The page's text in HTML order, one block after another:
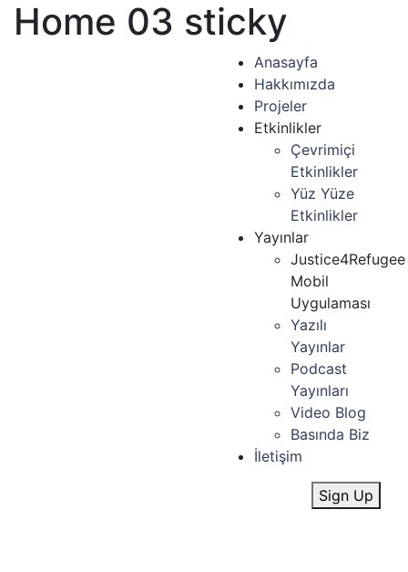
Home 03 sticky
Anasayfa
Hakkımızda
Projeler
Etkinlikler
Çevrimiçi
Etkinlikler
Yüz Yüze
Etkinlikler
Yayınlar
Justice4Refugee
Mobil
Uygulaması
Yazılı
Yayınlar
Podcast
Yayınları
Video Blog
Basında Biz
İletişim
Sign Up